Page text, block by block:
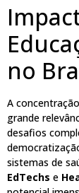
no
A
grande
desafios
sistemas de
EdTechs e